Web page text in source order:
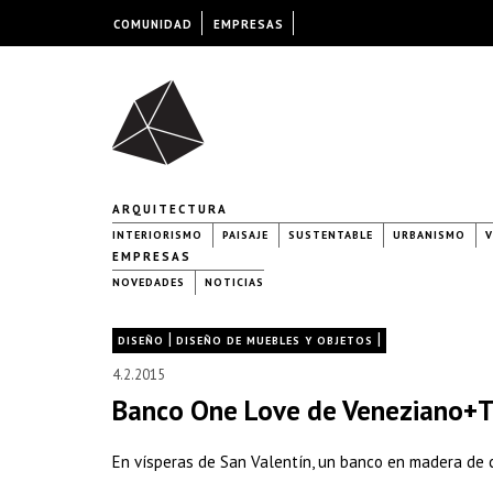
ARQUITECTURA
INTERIORISMO PAISAJE SUSTENTABLE URBANISMO
EMPRESAS
NOVEDADES NOTICIAS
DISEÑO | DISEÑO DE MUEBLES Y OBJETOS |
4.2.2015
Banco One Love de
En vísperas de San Valentín, un banco en madera
COMUNIDAD EMPRESAS